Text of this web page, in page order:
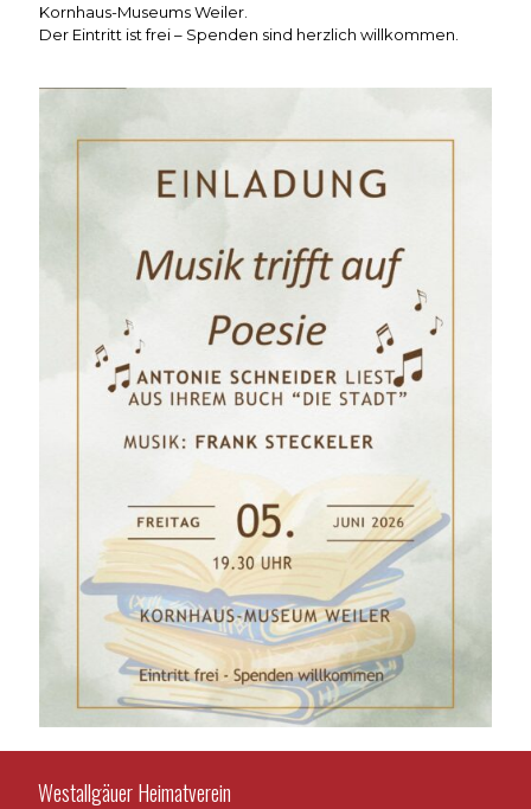
Kornhaus-Museums Weiler.
Der Eintritt ist frei – Spenden sind herzlich willkommen.
Westallgäuer Heimatverein